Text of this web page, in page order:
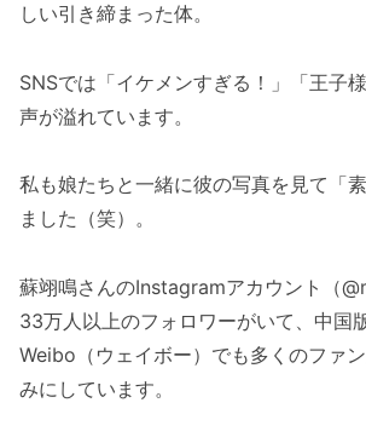
しい引き締まった体。
SNSでは「イケメンすぎる！」「王子
声が溢れています。
私も娘たちと一緒に彼の写真を見て「
ました（笑）。
蘇翊鳴さんのInstagramアカウント（
33万人以上のフォロワーがいて、中国
Weibo（ウェイボー）でも多くのファ
みにしています。